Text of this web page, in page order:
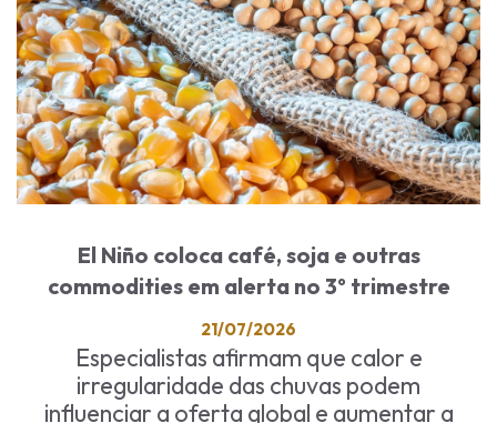
El Niño coloca café, soja e outras
commodities em alerta no 3º trimestre
21/07/2026
Especialistas afirmam que calor e
irregularidade das chuvas podem
influenciar a oferta global e aumentar a